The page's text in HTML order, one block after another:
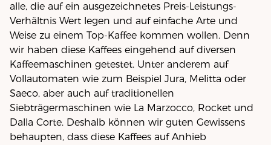
alle, die auf ein ausgezeichnetes Preis-Leistungs-
Verhältnis Wert legen und auf einfache Arte und
Weise zu einem Top-Kaffee kommen wollen. Denn
wir haben diese Kaffees eingehend auf diversen
Kaffeemaschinen getestet. Unter anderem auf
Vollautomaten wie zum Beispiel Jura, Melitta oder
Saeco, aber auch auf traditionellen
Siebträgermaschinen wie La Marzocco, Rocket und
Dalla Corte. Deshalb können wir guten Gewissens
behaupten, dass diese Kaffees auf Anhieb